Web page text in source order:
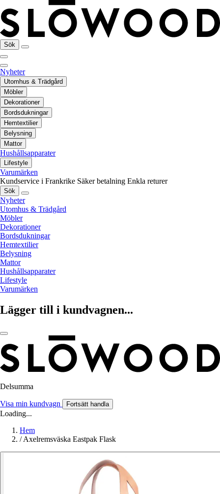
Sök
Nyheter
Utomhus & Trädgård
Möbler
Dekorationer
Bordsdukningar
Hemtextilier
Belysning
Mattor
Hushållsapparater
Lifestyle
Varumärken
Kundservice i Frankrike Säker betalning Enkla returer
Sök
Nyheter
Utomhus & Trädgård
Möbler
Dekorationer
Bordsdukningar
Hemtextilier
Belysning
Mattor
Hushållsapparater
Lifestyle
Varumärken
Lägger till i kundvagnen...
Delsumma
Visa min kundvagn Fortsätt handla
Loading...
Hem
/ Axelremsväska Eastpak Flask